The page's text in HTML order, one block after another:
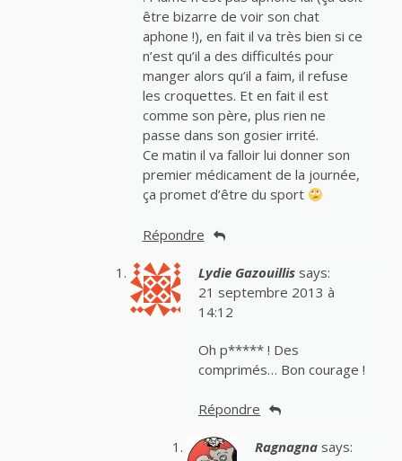
être bizarre de voir son chat
aphone !), en fait il va très bien si ce
n’est qu’il a des difficultés pour
manger alors qu’il a faim, il refuse
les croquettes. Et en fait il est
comme son père, plus rien ne
passe dans son gosier irrité.
Ce matin il va falloir lui donner son
premier médicament de la journée,
ça promet d’être du sport
Répondre
Lydie Gazouillis says:
21 septembre 2013 à
14:12
Oh p***** ! Des
comprimés… Bon courage !
Répondre
Ragnagna says: